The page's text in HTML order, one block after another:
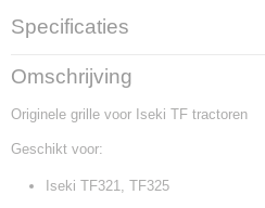
Specificaties
Bruto gewicht
0,30 Kg
Omschrijving
Originele grille voor Iseki TF tractoren
Geschikt voor:
Iseki TF321, TF325